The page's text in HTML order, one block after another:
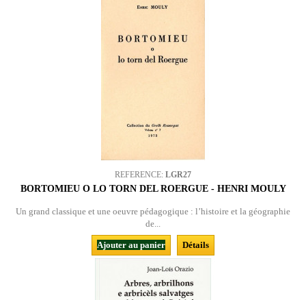
REFERENCE: LGR27
BORTOMIEU O LO TORN DEL ROERGUE - HENRI MOULY
Un grand classique et une oeuvre pédagogique : l’histoire et la géographie
de...
Ajouter au panier Détails